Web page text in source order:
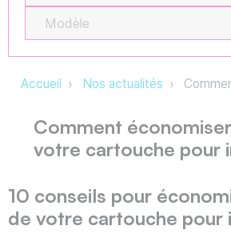
Modèle
Accueil Nos actualités
Comment
votre cartouche pour
10 conseils pour
de votre cartouche pour